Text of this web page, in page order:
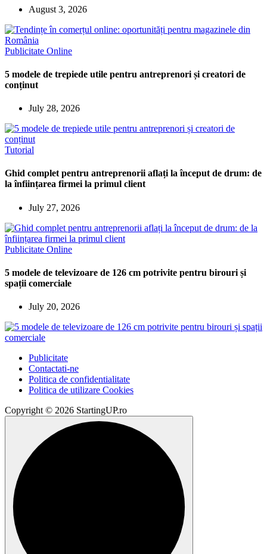
August 3, 2026
Publicitate Online
5 modele de trepiede utile pentru antreprenori și creatori de
conținut
July 28, 2026
Tutorial
Ghid complet pentru antreprenorii aflați la început de drum: de
la înființarea firmei la primul client
July 27, 2026
Publicitate Online
5 modele de televizoare de 126 cm potrivite pentru birouri și
spații comerciale
July 20, 2026
Publicitate
Contactati-ne
Politica de confidentialitate
Politica de utilizare Cookies
Copyright © 2026 StartingUP.ro